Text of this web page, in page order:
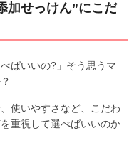
加せっけん”にこだ
ばいいの?」そう思うマ
使いやすさなど、こだわ
重視して選べばいいのか